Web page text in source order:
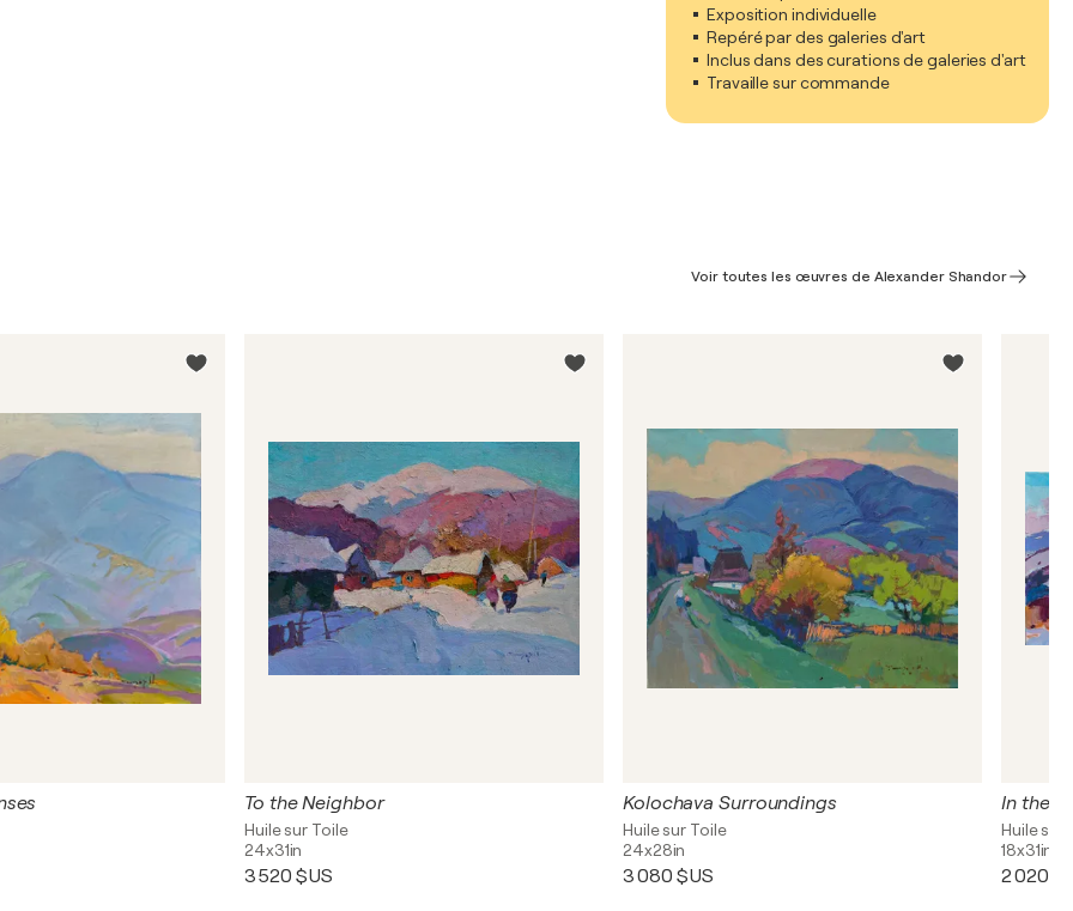
Exposition individuelle
Repéré par des galeries d'art
Inclus dans des curations de galeries d'art
Travaille sur commande
Voir toutes les œuvres de Alexander Shandor
To the Neighbor
Huile sur Toile
24x31in
3 520 $US
Kolochava Surroundings
Huile sur Toile
24x28in
3 080 $US
In the
Huile sur
18x31in
2 020